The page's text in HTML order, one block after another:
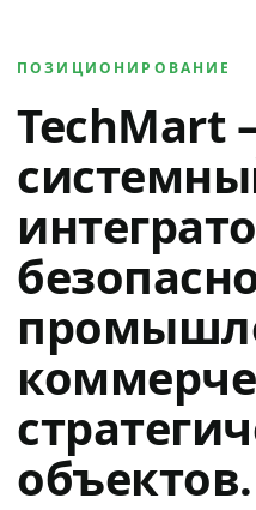
ПОЗИЦИОНИРОВАНИЕ
TechMart
объектов.